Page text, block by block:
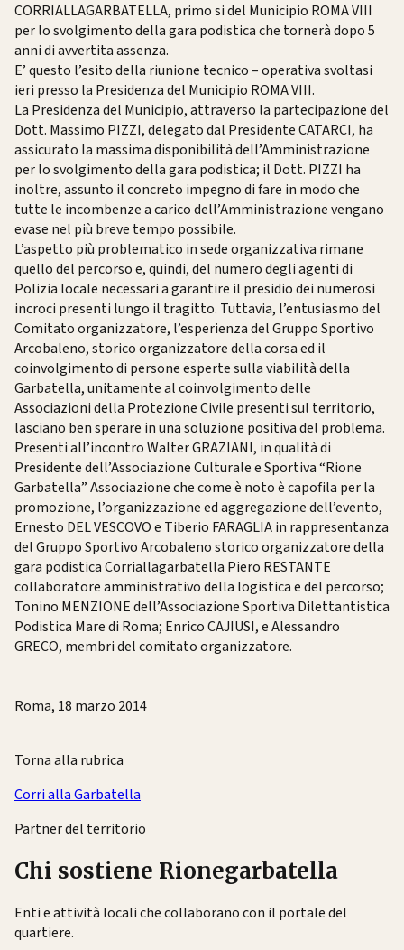
CORRIALLAGARBATELLA, primo si del Municipio ROMA VIII
per lo svolgimento della gara podistica che tornerà dopo 5
anni di avvertita assenza.
E’ questo l’esito della riunione tecnico – operativa svoltasi
ieri presso la Presidenza del Municipio ROMA VIII.
La Presidenza del Municipio, attraverso la partecipazione del
Dott. Massimo PIZZI, delegato dal Presidente CATARCI, ha
assicurato la massima disponibilità dell’Amministrazione
per lo svolgimento della gara podistica; il Dott. PIZZI ha
inoltre, assunto il concreto impegno di fare in modo che
tutte le incombenze a carico dell’Amministrazione vengano
evase nel più breve tempo possibile.
L’aspetto più problematico in sede organizzativa rimane
quello del percorso e, quindi, del numero degli agenti di
Polizia locale necessari a garantire il presidio dei numerosi
incroci presenti lungo il tragitto. Tuttavia, l’entusiasmo del
Comitato organizzatore, l’esperienza del Gruppo Sportivo
Arcobaleno, storico organizzatore della corsa ed il
coinvolgimento di persone esperte sulla viabilità della
Garbatella, unitamente al coinvolgimento delle
Associazioni della Protezione Civile presenti sul territorio,
lasciano ben sperare in una soluzione positiva del problema.
Presenti all’incontro Walter GRAZIANI, in qualità di
Presidente dell’Associazione Culturale e Sportiva “Rione
Garbatella” Associazione che come è noto è capofila per la
promozione, l’organizzazione ed aggregazione dell’evento,
Ernesto DEL VESCOVO e Tiberio FARAGLIA in rappresentanza
del Gruppo Sportivo Arcobaleno storico organizzatore della
gara podistica Corriallagarbatella Piero RESTANTE
collaboratore amministrativo della logistica e del percorso;
Tonino MENZIONE dell’Associazione Sportiva Dilettantistica
Podistica Mare di Roma; Enrico CAJIUSI, e Alessandro
GRECO, membri del comitato organizzatore.
Roma, 18 marzo 2014
Torna alla rubrica
Corri alla Garbatella
Partner del territorio
Chi sostiene Rionegarbatella
Enti e attività locali che collaborano con il portale del
quartiere.